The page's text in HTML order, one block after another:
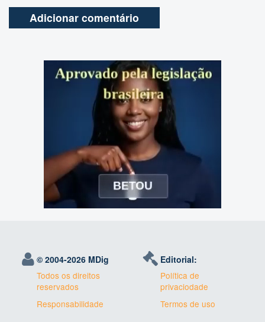
© 2004-2026 MDig
Todos os direitos
reservados
Responsabilidade
Editorial:
Política de
privaciodade
Termos de uso